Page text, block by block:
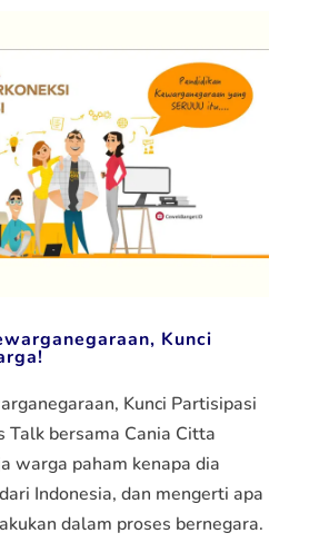
Kunci
Kunci Partisipasi
Talk bersama Cania Citta
warga paham kenapa dia
Indonesia, dan mengerti apa
dalam proses bernegara.